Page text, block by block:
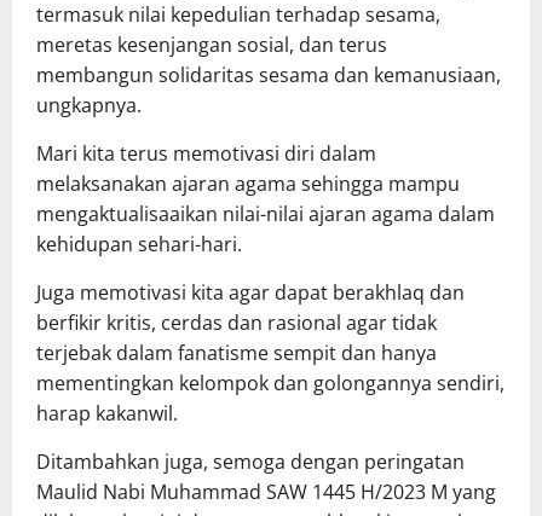
termasuk nilai kepedulian terhadap sesama,
meretas kesenjangan sosial, dan terus
membangun solidaritas sesama dan kemanusiaan,
ungkapnya.
Mari kita terus memotivasi diri dalam
melaksanakan ajaran agama sehingga mampu
mengaktualisaaikan nilai-nilai ajaran agama dalam
kehidupan sehari-hari.
Juga memotivasi kita agar dapat berakhlaq dan
berfikir kritis, cerdas dan rasional agar tidak
terjebak dalam fanatisme sempit dan hanya
mementingkan kelompok dan golongannya sendiri,
harap kakanwil.
Ditambahkan juga, semoga dengan peringatan
Maulid Nabi Muhammad SAW 1445 H/2023 M yang